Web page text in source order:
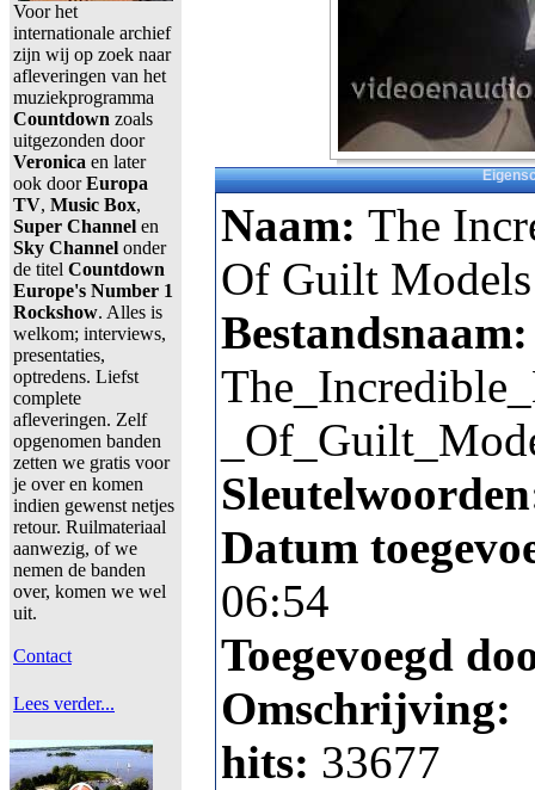
Voor het
internationale archief
zijn wij op zoek naar
afleveringen van het
muziekprogramma
Countdown zoals
uitgezonden door
Veronica en later
ook doorEuropa
TV, Music Box,
Super Channel en
Sky Channel onder
de titel Countdown
Europe's Number 1
Rockshow. Alles is
welkom; interviews,
presentaties,
optredens. Liefst
complete
afleveringen. Zelf
opgenomen banden
zetten we gratis voor
je over en komen
indien gewenst netjes
retour. Ruilmateriaal
aanwezig, of we
nemen de banden
over, komen we wel
uit.
Contact
Lees verder...
Naam: The
Of Guilt
Bestandsnaam:
Datum
06:54
Toegevoegd
Omschrijving:
hits: 33677